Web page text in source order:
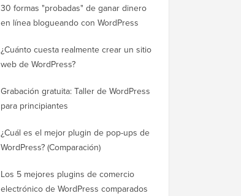
30 formas "probadas" de ganar dinero
en línea blogueando con WordPress
¿Cuánto cuesta realmente crear un sitio
web de WordPress?
Grabación gratuita: Taller de WordPress
para principiantes
¿Cuál es el mejor plugin de pop-ups de
WordPress? (Comparación)
Los 5 mejores plugins de comercio
electrónico de WordPress comparados